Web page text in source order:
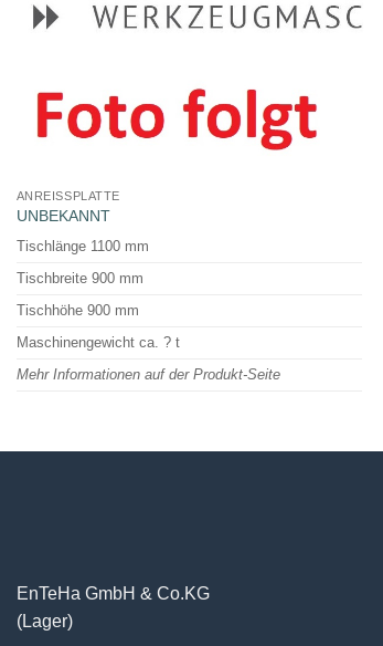
ANREISSPLATTE
UNBEKANNT
Tischlänge 1100 mm
Tischbreite 900 mm
Tischhöhe 900 mm
Maschinengewicht ca. ? t
Mehr Informationen auf der Produkt-Seite
EnTeHa GmbH & Co.KG
(Lager)